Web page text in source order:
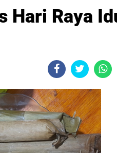
Hari Raya